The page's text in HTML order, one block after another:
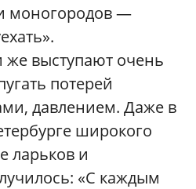
моногородов —
выступают очень
потерей
давлением. Даже в
широкого
ларьков и
«С каждым